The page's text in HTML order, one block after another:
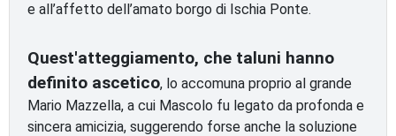
e all’affetto dell’amato borgo di Ischia Ponte.
Quest'atteggiamento, che taluni hanno
definito ascetico, lo accomuna proprio al grande
Mario Mazzella, a cui Mascolo fu legato da profonda e
sincera amicizia, suggerendo forse anche la soluzione